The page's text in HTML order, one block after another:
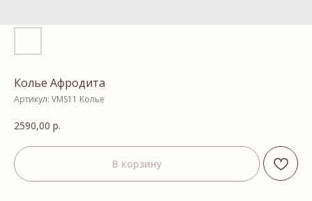
Колье Афродита
Артикул: VMS11 Колье
2590,00 р.
В корзину